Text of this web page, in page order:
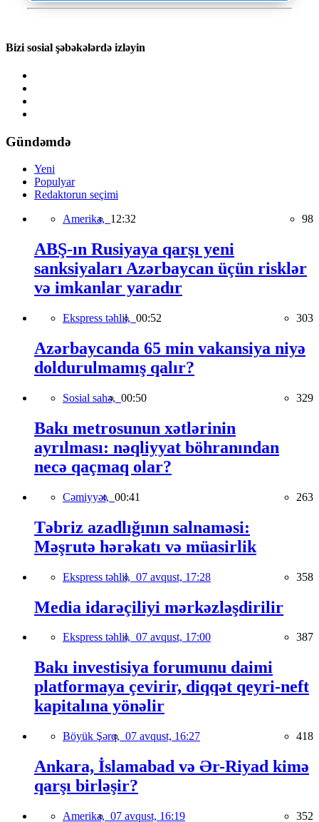
Bizi sosial şəbəkələrdə izləyin
Gündəmdə
Yeni
Populyar
Redaktorun seçimi
Amerika, 12:32 98
ABŞ-ın Rusiyaya qarşı yeni
sanksiyaları Azərbaycan üçün risklər
və imkanlar yaradır
Ekspress təhlil, 00:52 303
Azərbaycanda 65 min vakansiya niyə
doldurulmamış qalır?
Sosial sahə, 00:50 329
Bakı metrosunun xətlərinin
ayrılması: nəqliyyat böhranından
necə qaçmaq olar?
Cəmiyyət, 00:41 263
Təbriz azadlığının salnaməsi:
Məşrutə hərəkatı və müasirlik
Ekspress təhlil, 07 avqust, 17:28 358
Media idarəçiliyi mərkəzləşdirilir
Ekspress təhlil, 07 avqust, 17:00 387
Bakı investisiya forumunu daimi
platformaya çevirir, diqqət qeyri-neft
kapitalına yönəlir
Böyük Şərq, 07 avqust, 16:27 418
Ankara, İslamabad və Ər-Riyad kimə
qarşı birləşir?
Amerika, 07 avqust, 16:19 352